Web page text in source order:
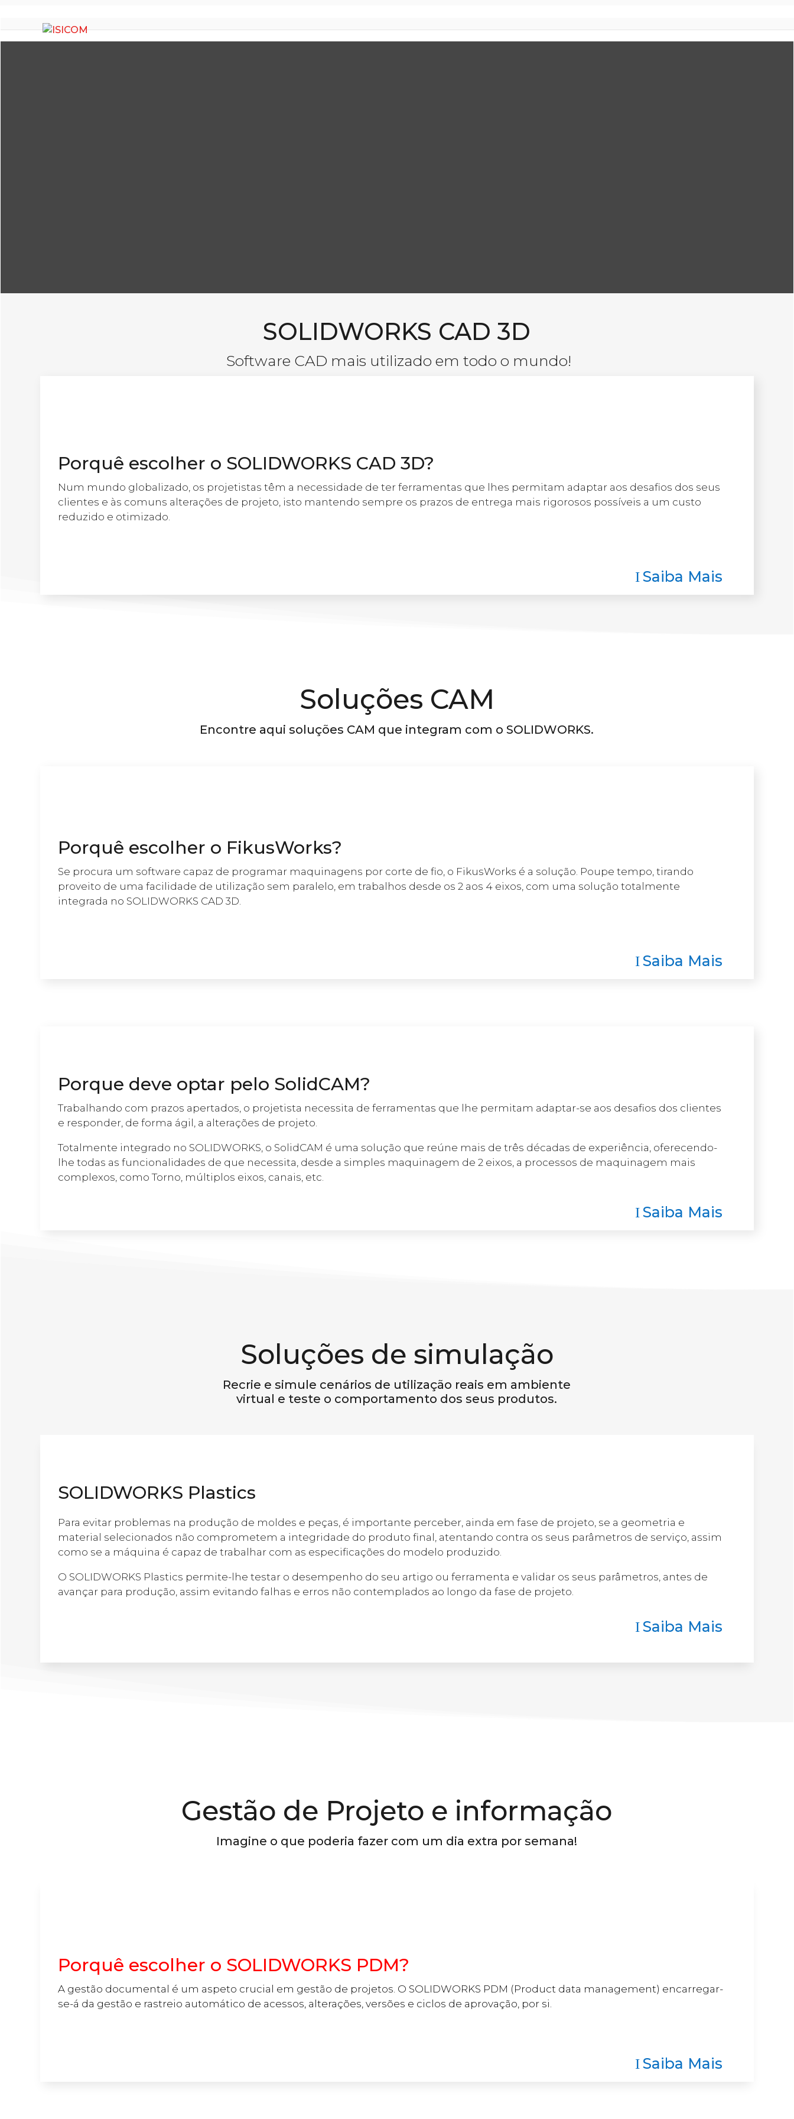
SOLIDWORKS CAD 3D
Software CAD mais utilizado em todo o mundo!
Porquê escolher o SOLIDWORKS CAD 3D?
Num mundo globalizado, os projetistas têm a necessidade de ter ferramentas que lhes permitam adaptar aos desafios dos seus
clientes e às comuns alterações de projeto, isto mantendo sempre os prazos de entrega mais rigorosos possíveis a um custo
reduzido e otimizado.
ISaiba Mais
Soluções CAM
Encontre aqui soluções CAM que integram com o SOLIDWORKS.
Porquê escolher o FikusWorks?
Se procura um software capaz de programar maquinagens por corte de fio, o FikusWorks é a solução. Poupe tempo, tirando
proveito de uma facilidade de utilização sem paralelo, em trabalhos desde os 2 aos 4 eixos, com uma solução totalmente
integrada no SOLIDWORKS CAD 3D.
ISaiba Mais
Porque deve optar pelo SolidCAM?
Trabalhando com prazos apertados, o projetista necessita de ferramentas que lhe permitam adaptar-se aos desafios dos clientes
e responder, de forma ágil, a alterações de projeto.
Totalmente integrado no SOLIDWORKS, o SolidCAM é uma solução que reúne mais de três décadas de experiência, oferecendo-
lhe todas as funcionalidades de que necessita, desde a simples maquinagem de 2 eixos, a processos de maquinagem mais
complexos, como Torno, múltiplos eixos, canais, etc.
ISaiba Mais
Soluções de simulação
Recrie e simule cenários de utilização reais em ambiente
virtual e teste o comportamento dos seus produtos.
SOLIDWORKS Plastics
Para evitar problemas na produção de moldes e peças, é importante perceber, ainda em fase de projeto, se a geometria e
material selecionados não comprometem a integridade do produto final, atentando contra os seus parâmetros de serviço, assim
como se a máquina é capaz de trabalhar com as especificações do modelo produzido.
O SOLIDWORKS Plastics permite-lhe testar o desempenho do seu artigo ou ferramenta e validar os seus parâmetros, antes de
avançar para produção, assim evitando falhas e erros não contemplados ao longo da fase de projeto.
ISaiba Mais
Gestão de Projeto e informação
Imagine o que poderia fazer com um dia extra por semana!
Porquê escolher o SOLIDWORKS PDM?
A gestão documental é um aspeto crucial em gestão de projetos. O SOLIDWORKS PDM (Product data management) encarregar-
se-á da gestão e rastreio automático de acessos, alterações, versões e ciclos de aprovação, por si.
ISaiba Mais